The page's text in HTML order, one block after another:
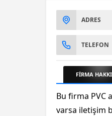
ADRES
TELEFON
FİRMA
Bu firma PVC
varsa iletişim